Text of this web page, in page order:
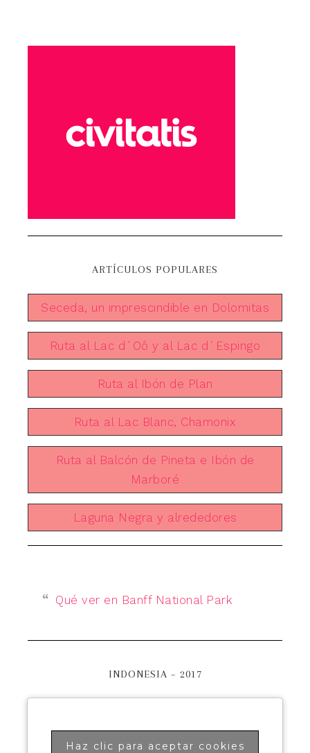
ARTÍCULOS POPULARES
Seceda, un imprescindible en Dolomitas
Ruta al Lac d´Oô y al Lac d´Espingo
Ruta al Ibón de Plan
Ruta al Lac Blanc, Chamonix
Ruta al Balcón de Pineta e Ibón de
Marboré
Laguna Negra y alrededores
Qué ver en Banff National Park
INDONESIA – 2017
Haz clic para aceptar cookies